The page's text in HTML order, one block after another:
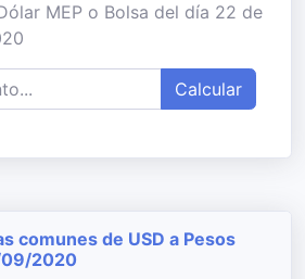
MEP o Bolsa del día 22 de
Calcular
comunes de USD a Pesos
2020